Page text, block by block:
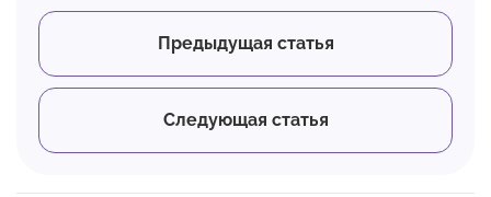
Предыдущая статья
Следующая статья